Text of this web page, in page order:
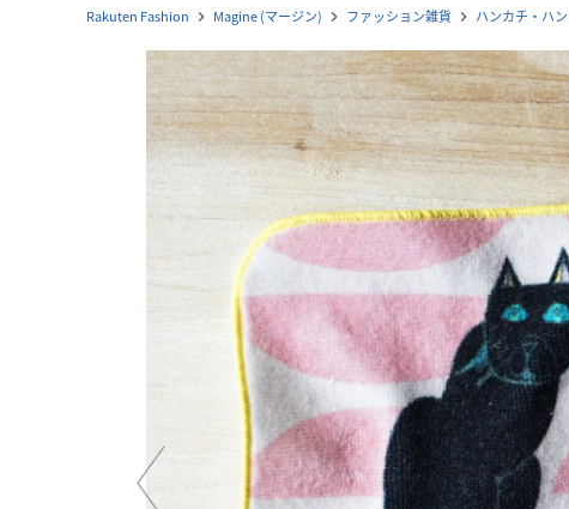
Rakuten Fashion navigate_next Magine (マージン) navigate_next ファッション雑貨 navigate_next ハンカチ・ハ